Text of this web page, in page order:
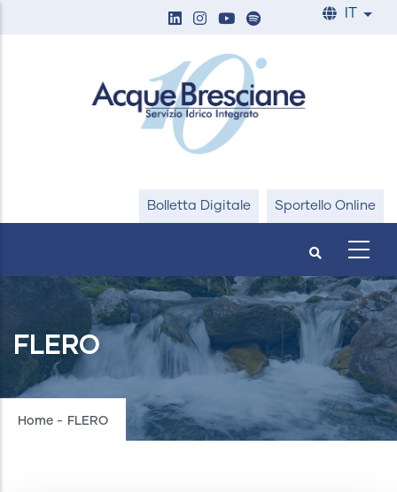
List
Bolletta Digitale Sportello Online
FLERO
Breadcrumb
Home - FLERO